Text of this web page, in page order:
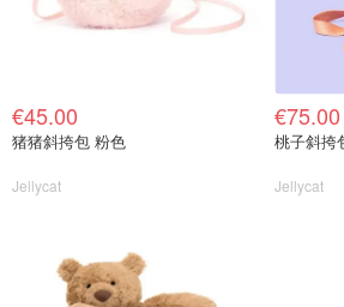
€45.00
猪猪斜挎包 粉色
Jellycat
€75.00
桃子斜挎
Jellycat